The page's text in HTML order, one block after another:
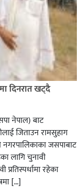
जनमत नेताद्वय
दिनरात खट्दै
नेपाल) बाट
जिताउन रामसुहाग
नगरपालिकाका जसपाबाट
लागि चुनावी
रहेका
[…]